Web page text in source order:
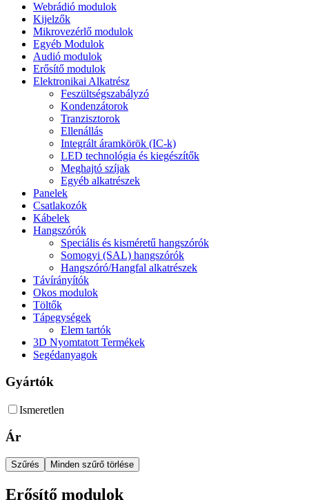
Webrádió modulok
Kijelzők
Mikrovezérlő modulok
Egyéb Modulok
Audió modulok
Erősítő modulok
Elektronikai Alkatrész
Feszültségszabályzó
Kondenzátorok
Tranzisztorok
Ellenállás
Integrált áramkörök (IC-k)
LED technológia és kiegészítők
Meghajtó szíjak
Egyéb alkatrészek
Panelek
Csatlakozók
Kábelek
Hangszórók
Speciális és kisméretű hangszórók
Somogyi (SAL) hangszórók
Hangszóró/Hangfal alkatrészek
Távírányítók
Okos modulok
Töltők
Tápegységek
Elem tartók
3D Nyomtatott Termékek
Segédanyagok
Gyártók
Ismeretlen
Ár
Szűrés Minden szűrő törlése
Erősítő modulok